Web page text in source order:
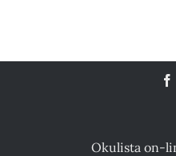
Okulista on-